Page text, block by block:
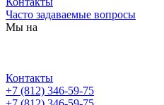
Часто задаваемые вопросы
Мы на
Контакты
+7 (812) 346-59-75